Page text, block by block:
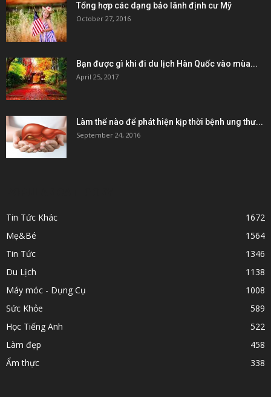
Tổng hợp các dạng bảo lãnh định cư Mỹ
October 27, 2016
Bạn được gì khi đi du lịch Hàn Quốc vào mùa...
April 25, 2017
Làm thế nào để phát hiện kịp thời bệnh ung thư...
September 24, 2016
Tin Tức Khác
1672
Mẹ&Bé
1564
Tin Tức
1346
Du Lịch
1138
Máy móc - Dụng Cụ
1008
Sức Khỏe
589
Học Tiếng Anh
522
Làm đẹp
458
Ẩm thực
338